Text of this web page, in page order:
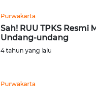
Purwakarta
Sah! RUU TPKS Resmi
Undang-undang
4 tahun yang lalu
Purwakarta